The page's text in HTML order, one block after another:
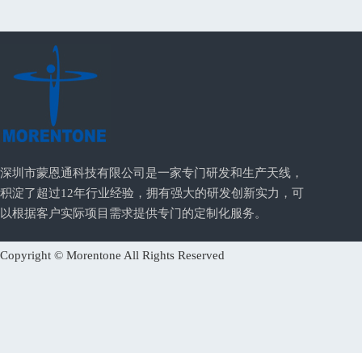
深圳市蒙恩通科技有限公司是一家专门研发和生产天线，
积淀了超过12年行业经验，拥有强大的研发创新实力，可
以根据客户实际项目需求提供专门的定制化服务。
Copyright © Morentone All Rights Reserved